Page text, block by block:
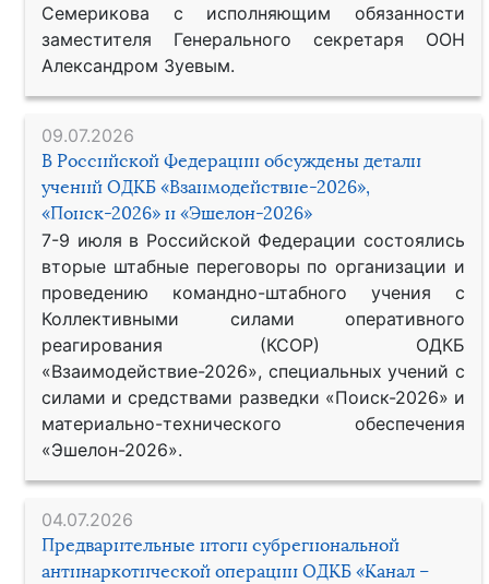
Семерикова с исполняющим обязанности
заместителя Генерального секретаря ООН
Александром Зуевым.
09.07.2026
В Российской Федерации обсуждены детали
учений ОДКБ «Взаимодействие-2026»,
«Поиск-2026» и «Эшелон-2026»
7-9 июля в Российской Федерации состоялись
вторые штабные переговоры по организации и
проведению командно-штабного учения с
Коллективными силами оперативного
реагирования (КСОР) ОДКБ
«Взаимодействие-2026», специальных учений с
силами и средствами разведки «Поиск-2026» и
материально-технического обеспечения
«Эшелон-2026».
04.07.2026
Предварительные итоги субрегиональной
антинаркотической операции ОДКБ «Канал –